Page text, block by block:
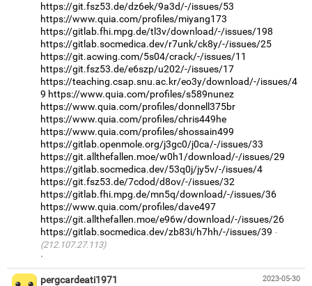
https://git.fsz53.de/dz6ek/9a3d/-/issues/53
https://www.quia.com/profiles/miyang173
https://gitlab.fhi.mpg.de/tl3v/download/-/issues/198
https://gitlab.socmedica.dev/r7unk/ck8y/-/issues/25
https://git.acwing.com/5s04/crack/-/issues/11
https://git.fsz53.de/e6szp/u202/-/issues/17
https://teaching.csap.snu.ac.kr/eo3y/download/-/issues/4
9 https://www.quia.com/profiles/s589nunez
https://www.quia.com/profiles/donnell375br
https://www.quia.com/profiles/chris449he
https://www.quia.com/profiles/shossain499
https://gitlab.openmole.org/j3gc0/j0ca/-/issues/33
https://git.allthefallen.moe/w0h1/download/-/issues/29
https://gitlab.socmedica.dev/53q0j/jy5v/-/issues/4
https://git.fsz53.de/7cdod/d8ov/-/issues/32
https://gitlab.fhi.mpg.de/mn5q/download/-/issues/36
https://www.quia.com/profiles/dave497
https://git.allthefallen.moe/e96w/download/-/issues/26
https://gitlab.socmedica.dev/zb83i/h7hh/-/issues/39
(212.107.27.113)
·
2023-05-30
pergcardeati1971